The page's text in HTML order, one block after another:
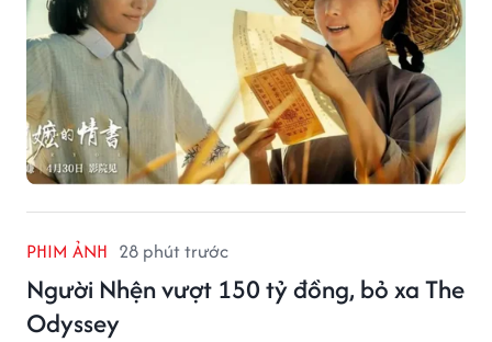
PHIM ẢNH 28 phút trước
Người Nhện vượt 150 tỷ đồng, bỏ xa The
Odyssey